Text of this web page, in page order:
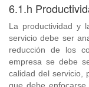
6.1.h
La productividad y
servicio debe ser
reducción de los
empresa se debe
calidad del servicio,